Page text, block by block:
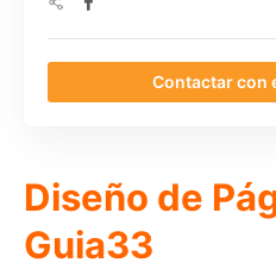
Contactar con
Diseño de
Guia33